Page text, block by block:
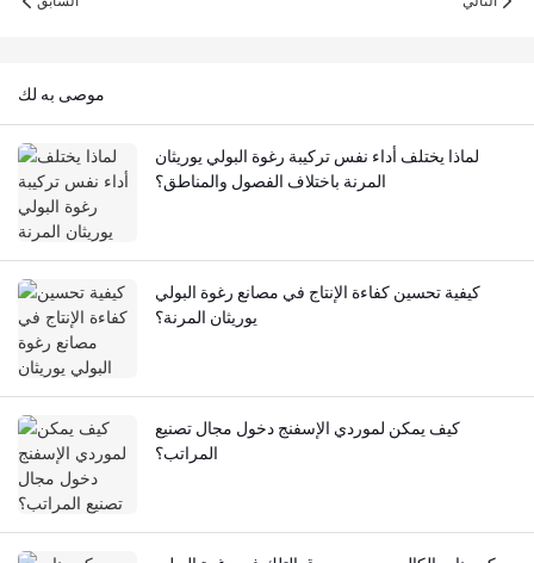
موصى به لك
لماذا يختلف أداء نفس تركيبة رغوة البولي يوريثان
المرنة باختلاف الفصول والمناطق؟
كيفية تحسين كفاءة الإنتاج في مصانع رغوة البولي
يوريثان المرنة؟
كيف يمكن لموردي الإسفنج دخول مجال تصنيع
المراتب؟